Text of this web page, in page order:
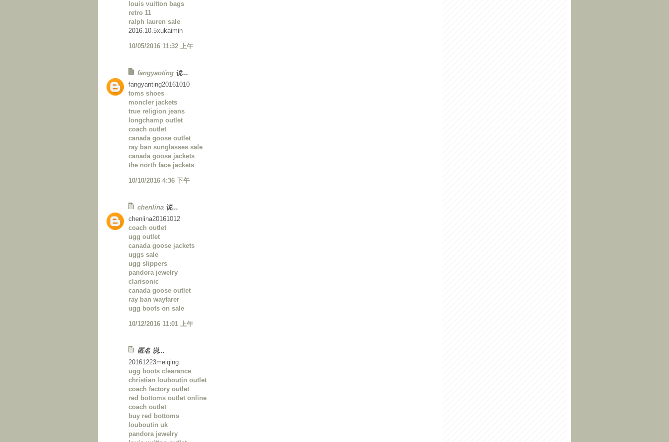
louis vuitton bags
retro 11
ralph lauren sale
2016.10.5xukaimin
10/05/2016 11:32 上午
fangyaoting 说...
fangyanting20161010
toms shoes
moncler jackets
true religion jeans
longchamp outlet
coach outlet
canada goose outlet
ray ban sunglasses sale
canada goose jackets
the north face jackets
10/10/2016 4:36 下午
chenlina 说...
chenlina20161012
coach outlet
ugg outlet
canada goose jackets
uggs sale
ugg slippers
pandora jewelry
clarisonic
canada goose outlet
ray ban wayfarer
ugg boots on sale
10/12/2016 11:01 上午
匿名 说...
20161223meiqing
ugg boots clearance
christian louboutin outlet
coach factory outlet
red bottoms outlet online
coach outlet
buy red bottoms
louboutin uk
pandora jewelry